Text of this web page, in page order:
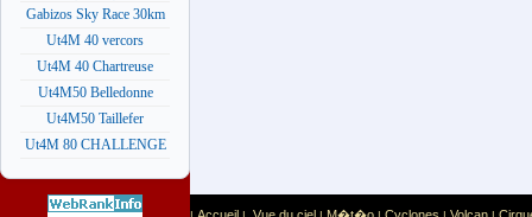
Gabizos Sky Race 30km
Ut4M 40 vercors
Ut4M 40 Chartreuse
Ut4M50 Belledonne
Ut4M50 Taillefer
Ut4M 80 CHALLENGE